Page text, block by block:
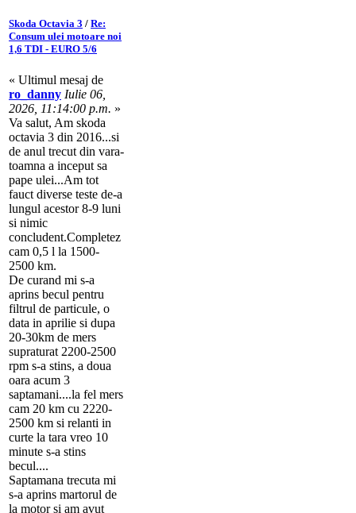
Skoda Octavia 3 / Re:
Consum ulei motoare noi
1,6 TDI - EURO 5/6
« Ultimul mesaj de
ro_danny Iulie 06,
2026, 11:14:00 p.m. »
Va salut, Am skoda
octavia 3 din 2016...si
de anul trecut din vara-
toamna a inceput sa
pape ulei...Am tot
fauct diverse teste de-a
lungul acestor 8-9 luni
si nimic
concludent.Completez
cam 0,5 l la 1500-
2500 km.
De curand mi s-a
aprins becul pentru
filtrul de particule, o
data in aprilie si dupa
20-30km de mers
supraturat 2200-2500
rpm s-a stins, a doua
oara acum 3
saptamani....la fel mers
cam 20 km cu 2220-
2500 km si relanti in
curte la tara vreo 10
minute s-a stins
becul....
Saptamana trecuta mi
s-a aprins martorul de
la motor si am avut